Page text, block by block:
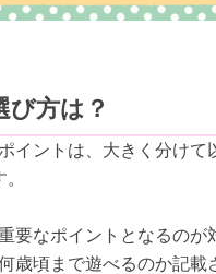
方は？
イントは、大きく分けて
要なポイントとなるのが
歳頃まで遊べるのか記載